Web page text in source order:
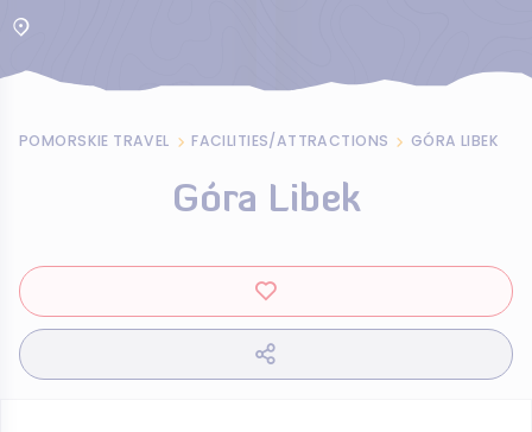
POMORSKIE TRAVEL FACILITIES/ATTRACTIONS GÓRA LIBEK
Góra Libek